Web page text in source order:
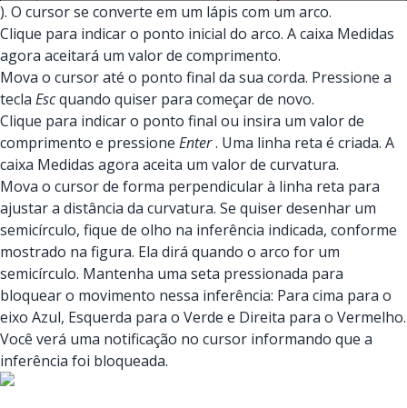
). O cursor se converte em um lápis com um arco.
Clique para indicar o ponto inicial do arco. A caixa Medidas
agora aceitará um valor de comprimento.
Mova o cursor até o ponto final da sua corda. Pressione a
tecla Escquando quiser para começar de novo.
Clique para indicar o ponto final ou insira um valor de
comprimento e pressione Enter. Uma linha reta é criada. A
caixa Medidas agora aceita um valor de curvatura.
Mova o cursor de forma perpendicular à linha reta para
ajustar a distância da curvatura. Se quiser desenhar um
semicírculo, fique de olho na inferência indicada, conforme
mostrado na figura. Ela dirá quando o arco for um
semicírculo. Mantenha uma seta pressionada para
bloquear o movimento nessa inferência: Para cima para o
eixo Azul, Esquerda para o Verde e Direita para o Vermelho.
Você verá uma notificação no cursor informando que a
inferência foi bloqueada.